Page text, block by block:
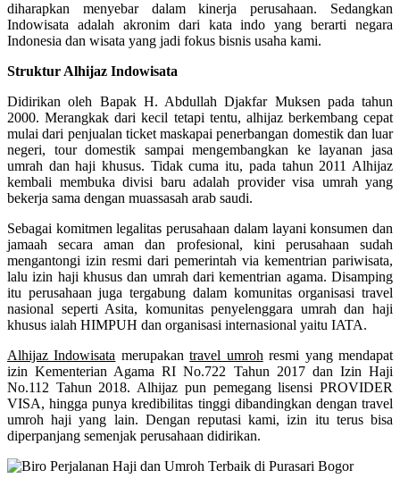
diharapkan menyebar dalam kinerja perusahaan. Sedangkan
Indowisata adalah akronim dari kata indo yang berarti negara
Indonesia dan wisata yang jadi fokus bisnis usaha kami.
Struktur Alhijaz Indowisata
Didirikan oleh Bapak H. Abdullah Djakfar Muksen pada tahun
2000. Merangkak dari kecil tetapi tentu, alhijaz berkembang cepat
mulai dari penjualan ticket maskapai penerbangan domestik dan luar
negeri, tour domestik sampai mengembangkan ke layanan jasa
umrah dan haji khusus. Tidak cuma itu, pada tahun 2011 Alhijaz
kembali membuka divisi baru adalah provider visa umrah yang
bekerja sama dengan muassasah arab saudi.
Sebagai komitmen legalitas perusahaan dalam layani konsumen dan
jamaah secara aman dan profesional, kini perusahaan sudah
mengantongi izin resmi dari pemerintah via kementrian pariwisata,
lalu izin haji khusus dan umrah dari kementrian agama. Disamping
itu perusahaan juga tergabung dalam komunitas organisasi travel
nasional seperti Asita, komunitas penyelenggara umrah dan haji
khusus ialah HIMPUH dan organisasi internasional yaitu IATA.
Alhijaz Indowisata merupakantravel umroh resmi yang mendapat
izin Kementerian Agama RI No.722 Tahun 2017 dan Izin Haji
No.112 Tahun 2018. Alhijaz pun pemegang lisensi PROVIDER
VISA, hingga punya kredibilitas tinggi dibandingkan dengan travel
umroh haji yang lain. Dengan reputasi kami, izin itu terus bisa
diperpanjang semenjak perusahaan didirikan.